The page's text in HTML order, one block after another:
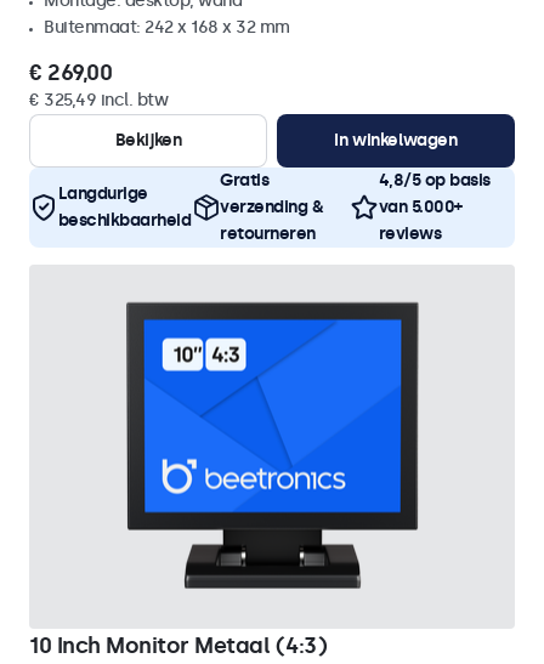
Buitenmaat: 242 x 168 x 32 mm
€ 269,00
€ 325,49 incl. btw
Bekijken
In winkelwagen
Langdurige
beschikbaarheid
Gratis
verzending &
retourneren
4,8/5 op basis
van 5.000+
reviews
10 Inch Monitor Metaal (4:3)